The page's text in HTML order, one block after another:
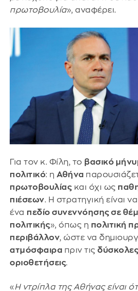
πρωτοβουλία», αναφέρει.
Για τον κ. Φίλη, το βασικό
πολιτικό: η Αθήνα
πρωτοβουλίας και όχι ως
πιέσεων. Η στρατηγική είναι
ένα πεδίο συνεννόησης σε
πολιτικής», όπως η πολιτική
περιβάλλον, ώστε να
ατμόσφαιρα πριν τις
οριοθετήσεις.
«Η ντρίπλα της Αθήνας είναι